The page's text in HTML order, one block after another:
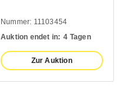
Nummer: 11103454
Auktion endet in: 4 Tagen
Zur Auktion